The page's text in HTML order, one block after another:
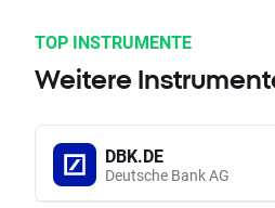
TOP INSTRUMENTE
Weitere
DBK.DE
Deutsche Bank AG